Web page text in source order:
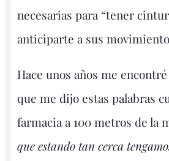
necesarias para “tener
anticiparte a sus
Hace unos años me
que me dijo estas palabras
farmacia a 100 metros de la
que estando tan cerca